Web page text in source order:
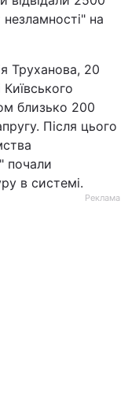
на
Труханова, 20
близько 200
Після цього
почали
в системі.
Реклама